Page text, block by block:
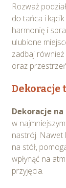
Rozważ
do tańca i
harmonię i
ulubione
zadbaj
oraz
Dekoracje
Dekoracje
w
nastrój. Nawet
na stół,
wpłynąć na
przyjęcia.